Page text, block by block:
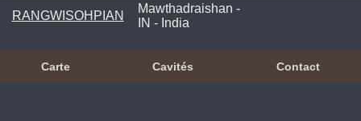
RANGWISOHPIAN
Mawthadraishan -
IN - India
Carte Cavités Contact